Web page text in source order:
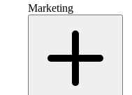
Marketing